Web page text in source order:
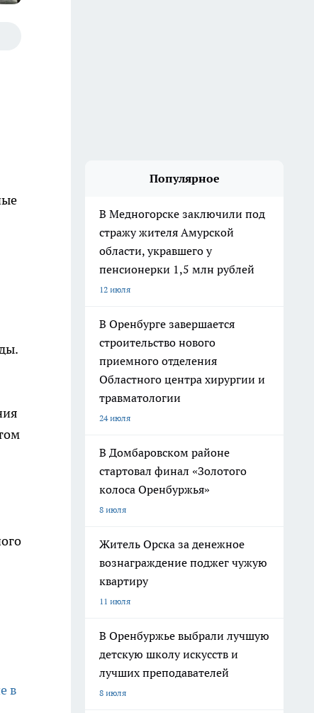
в
Популярное
В Медногорске заключили под
стражу жителя Амурской
области, укравшего у
пенсионерки 1,5 млн рублей
12 июля
В Оренбурге завершается
строительство нового
приемного отделения
Областного центра хирургии и
травматологии
24 июля
В Домбаровском районе
стартовал финал «Золотого
колоса Оренбуржья»
8 июля
Житель Орска за денежное
вознаграждение поджег чужую
квартиру
11 июля
В Оренбуржье выбрали лучшую
детскую школу искусств и
лучших преподавателей
8 июля